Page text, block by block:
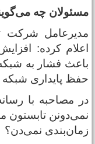
چه
شرکت
کرده:
فشار به شبکه
پایداری شبکه
مصاحبه با
تابستون
نمی‌دن؟